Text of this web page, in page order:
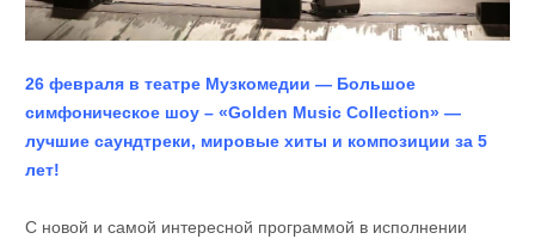
26 февраля в театре Музкомедии — Большое
симфоническое шоу – «Golden Music Collection» —
лучшие саундтреки, мировые хиты и композиции за 5
лет!
С новой и самой интересной программой в исполнении